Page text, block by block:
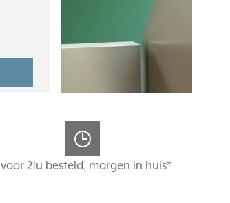
voor 21u besteld, morgen in huis*